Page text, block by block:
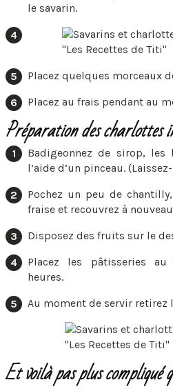
le savarin.
Placez quelques morceaux
Placez au frais pendant au
Préparation des charlottes
Badigeonnez de sirop,
l’aide d’un pinceau.
Pochez un peu de
fraise et recouvrez à
Disposez des fruits sur le
Placez les pâtisseries
heures.
Au moment de servir retirez
Et voilà pas plus compliqué